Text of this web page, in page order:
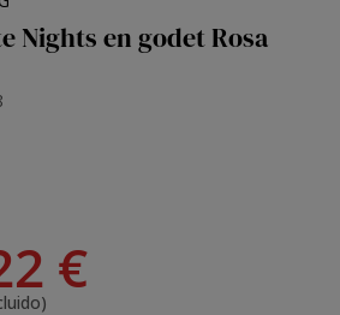
Nights en godet Rosa
€